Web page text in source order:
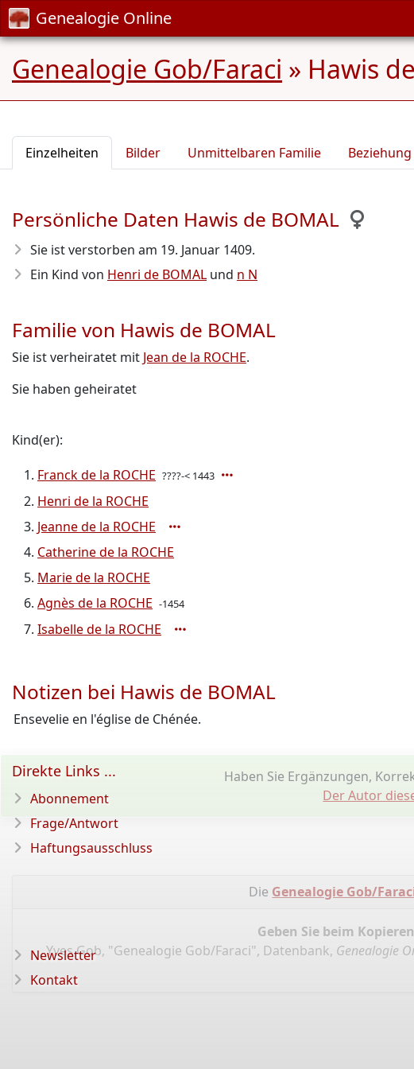
Genealogie Online
Genealogie Gob/Faraci » Hawis
Einzelheiten Bilder Unmittelbaren Familie Beziehung
Persönliche Daten Hawis de BOMAL
Sie ist verstorben am 19. Januar 1409.
Ein Kind von Henri de BOMAL und n N
Familie von Hawis de BOMAL
Sie ist verheiratet mit Jean de la ROCHE.
Sie haben geheiratet
Kind(er):
Franck de la ROCHE ????-< 1443
Henri de la ROCHE
Jeanne de la ROCHE
Catherine de la ROCHE
Marie de la ROCHE
Agnès de la ROCHE -1454
Isabelle de la ROCHE
Notizen bei Hawis de BOMAL
Ensevelie en l'église de Chénée.
Haben Sie Ergänzungen,
Der Autor
Die Genealogie Gob/
Geben Sie beim
Yves Gob, "Genealogie Gob/Faraci", Datenbank, Genealogie
Direkte Links ...
Abonnement
Frage/Antwort
Haftungsausschluss
Newsletter
Kontakt